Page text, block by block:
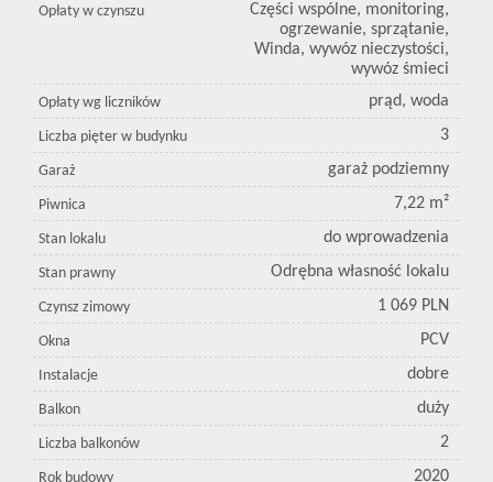
Opłaty w czynszu
Części wspólne, monitoring,
ogrzewanie, sprzątanie,
Winda, wywóz nieczystości,
wywóz śmieci
Opłaty wg liczników prąd, woda
Liczba pięter w budynku 3
Garaż garaż podziemny
Piwnica 7,22 m²
Stan lokalu do wprowadzenia
Stan prawny Odrębna własność lokalu
Czynsz zimowy 1 069 PLN
Okna PCV
Instalacje dobre
Balkon duży
Liczba balkonów 2
Rok budowy 2020